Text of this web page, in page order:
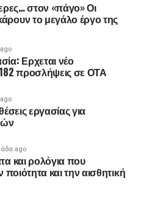
στον «πάγο» Οι
το μεγάλο έργο της
Ερχεται νέο
προσλήψεις σε ΟΤΑ
εργασίας για
ago
και ρολόγια που
ποιότητα και την αισθητική